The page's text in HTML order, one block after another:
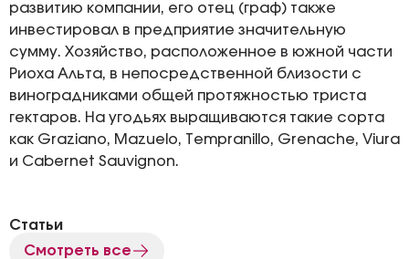
развитию компании, его отец (граф) также
инвестировал в предприятие значительную
сумму. Хозяйство, расположенное в южной части
Риоха Альта, в непосредственной близости с
виноградниками общей протяжностью триста
гектаров. На угодьях выращиваются такие сорта
как Graziano, Mazuelo, Tempranillo, Grenache, Viura
и Cabernet Sauvignon.
Статьи
Смотреть все